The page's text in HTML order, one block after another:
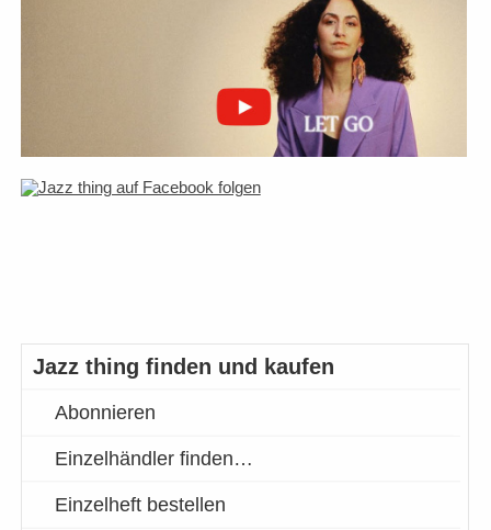
Jazz thing finden und kaufen
Abonnieren
Einzelhändler finden…
Einzelheft bestellen